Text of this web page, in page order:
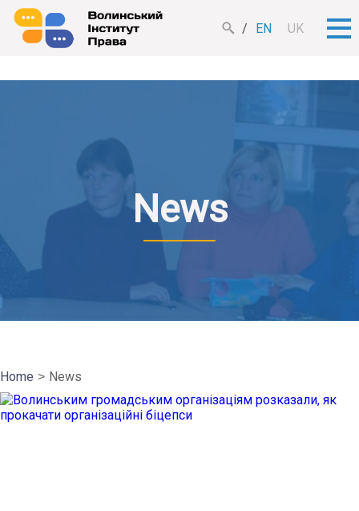
EN UK
News
Home News